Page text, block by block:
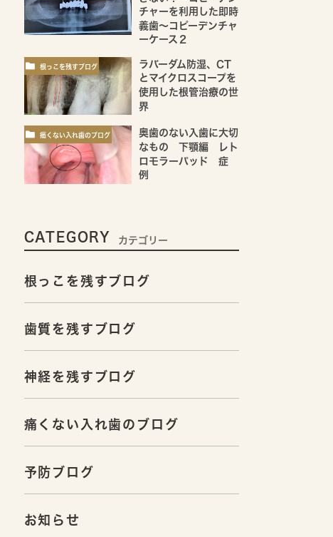
チャーを利用した即時
義歯～コピーデンチャ
ーケース２
根っこを残すブログ
ラバーダム防湿、CT
とマイクロスコープを
使用した根管治療の世
界
痛くない入れ歯のブログ
奥歯のない入歯に大切
なもの 下顎編 レト
ロモラーパッド 症
例
CATEGORY カテゴリー
根っこを残すブログ
歯質を残すブログ
神経を残すブログ
痛くない入れ歯のブログ
予防ブログ
お知らせ